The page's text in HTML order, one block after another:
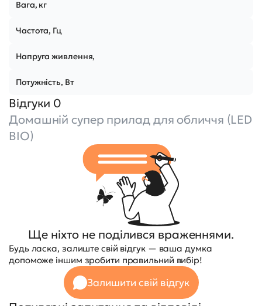
Вага, кг
Частота, Гц
Напруга живлення,
Потужність, Вт
Відгуки 0
Домашній супер прилад для обличчя (LED
BIO)
Ще ніхто не поділився враженнями.
Будь ласка, залиште свій відгук — ваша думка
допоможе іншим зробити правильний вибір!
Залишити свій відгук